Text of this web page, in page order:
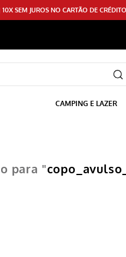
SEM JUROS NO CARTÃO DE CRÉDITO
CAMPING E LAZER
para "